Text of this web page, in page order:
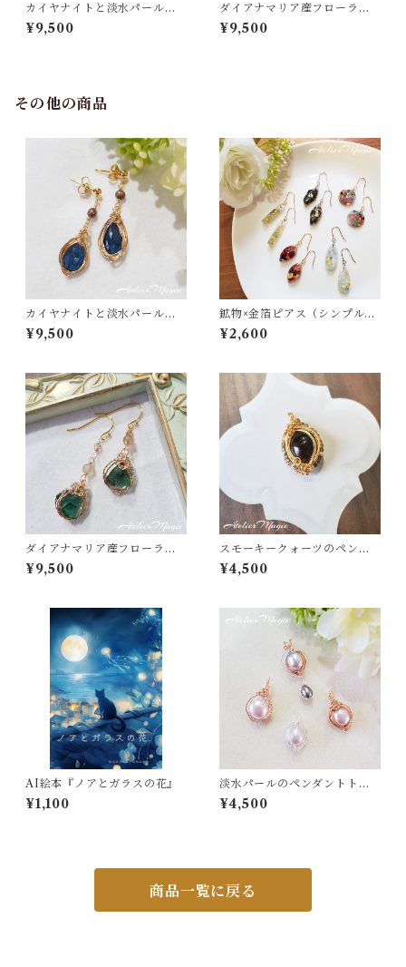
カイヤナイトと淡水パールの
ピアス（14kgf）
¥9,500
ダイアナマリア産フローライ
トとフロストグレーオニキス
のピアス
¥9,500
その他の商品
カイヤナイトと淡水パールの
ピアス（14kgf）
¥9,500
鉱物×金箔ピアス（シンプルタ
イプ）
¥2,600
ダイアナマリア産フローライ
トとフロストグレーオニキス
のピアス
¥9,500
スモーキークォーツのペンダ
ントトップ
¥4,500
AI絵本『ノアとガラスの花』
¥1,100
淡水パールのペンダントトッ
プ
¥4,500
商品一覧に戻る